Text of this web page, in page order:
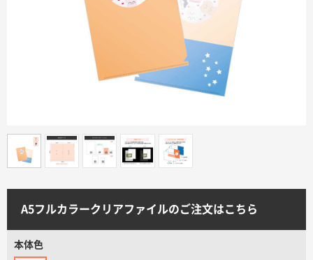
ターゲットから探す
目的・シーンから探す
印刷色から探す
サイトメニュー
A5フルカラークリアファイルのご注文はこちら
本体色